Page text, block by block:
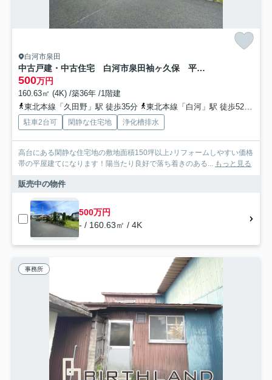
白河市泉田
中古戸建・中古住宅 白河市泉田袖ヶ久保 平屋建て 小田川小・東北中
500万円
160.63㎡ (4K) /築36年 /1階建
東北本線「久田野」駅 徒歩35分
東北本線「白河」駅 徒歩52分
駐車2台可 閑静な住宅地 浄化槽排水
高台にある閑静な住宅地の敷地面積150坪以上♪リフォームしやすい価格
帯の平屋建てになります！陽当たり良好で落ち着きのある... もっと見る
販売中の物件
500万円
- / 160.63㎡ / 4K
事務所